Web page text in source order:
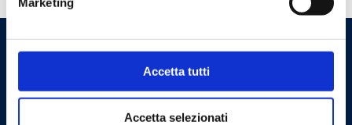
Accetta tutti
Accetta selezionati